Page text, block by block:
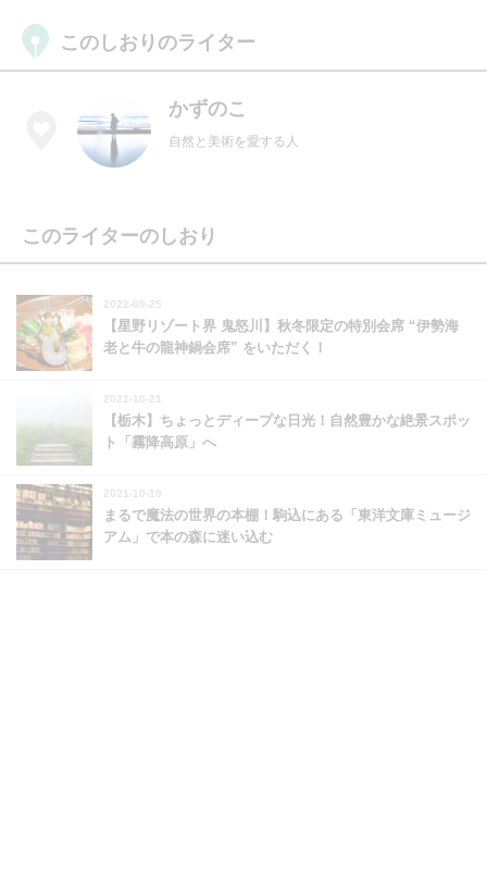
このしおりのライター
かずのこ
自然と美術を愛する人
このライターのしおり
2022-09-25
【星野リゾート界 鬼怒川】秋冬限定の特別会席 “伊勢海
老と牛の龍神鍋会席” をいただく！
2021-10-21
【栃木】ちょっとディープな日光！自然豊かな絶景スポッ
ト「霧降高原」へ
2021-10-19
まるで魔法の世界の本棚！駒込にある「東洋文庫ミュージ
アム」で本の森に迷い込む